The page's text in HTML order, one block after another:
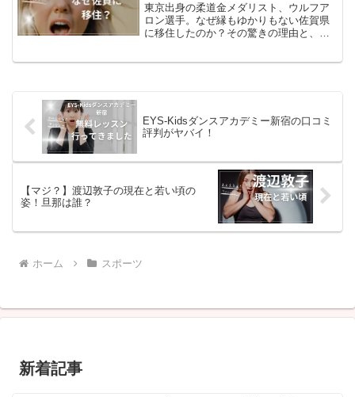
東京出身の柔道金メダリスト、ウルフア
ロン選手。なぜ縁もゆかりもない佐賀県
に移住したのか？その驚きの理由と、佐
EYS-Kidsダンスアカデミー新宿の口コミ
評判がヤバイ！
【マジ？】渡辺敦子の現在と若い頃の
姿！旦那は誰？
ホーム スポーツ
新着記事